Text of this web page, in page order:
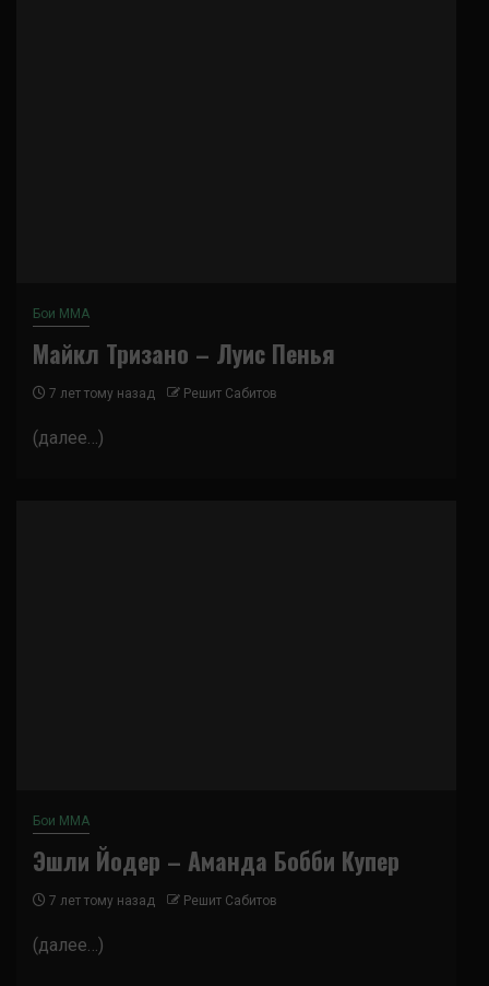
Бои ММА
Майкл Тризано – Луис Пенья
7 лет тому назад Решит Сабитов
(далее…)
Бои ММА
Эшли Йодер – Аманда Бобби Купер
7 лет тому назад Решит Сабитов
(далее…)